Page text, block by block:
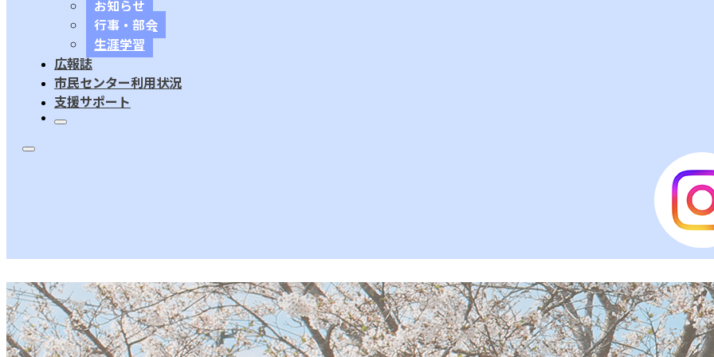
お知らせ
行事・部会
生涯学習
広報誌
市民センター利用状況
支援サポート